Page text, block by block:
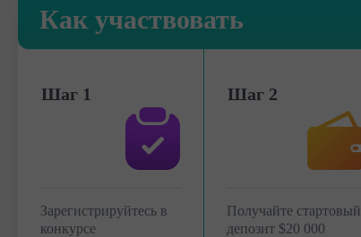
Как участвовать
Шаг 1
Зарегистрируйтесь в
конкурсе
Шаг 2
Получайте стартовый
депозит $20 000